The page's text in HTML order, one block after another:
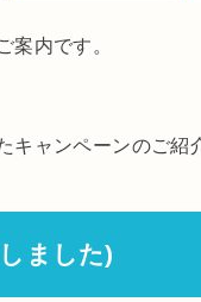
内です。
ャンペーンのご紹
ました)